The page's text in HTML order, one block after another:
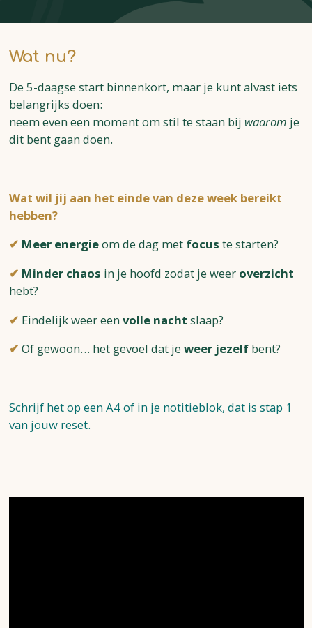
Wat nu?
De 5-daagse start binnenkort, maar je kunt alvast iets
belangrijks doen:
neem even een moment om stil te staan bij waarom je
dit bent gaan doen.
Wat wil jij aan het einde van deze week bereikt
hebben?
✔ Meer energieom de dag met focus te starten?
✔ Minder chaos in je hoofd zodat je weer overzicht
hebt?
✔ Eindelijk weer eenvolle nacht slaap?
✔ Of gewoon… het gevoel dat jeweer jezelfbent?
Schrijf het op een A4 of in je notitieblok, dat is stap 1
van jouw reset.